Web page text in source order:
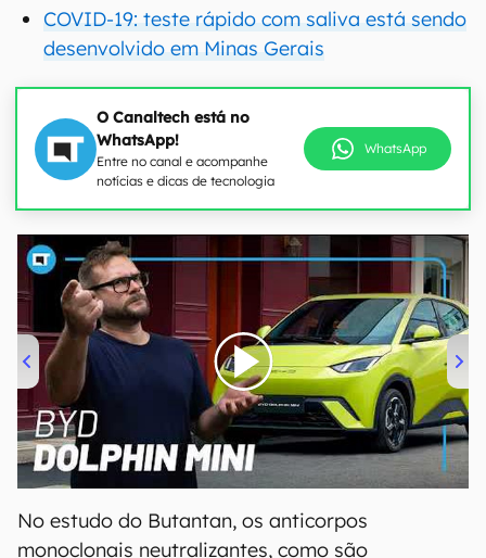
COVID-19: teste rápido com saliva está sendo
desenvolvido em Minas Gerais
O Canaltech está no
WhatsApp!
Entre no canal e acompanhe
notícias e dicas de tecnologia
WhatsApp
00:00/04:07
No estudo do Butantan, os anticorpos
monoclonais neutralizantes, como são